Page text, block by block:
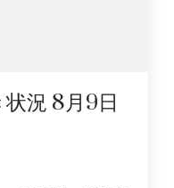
状況 8月9日